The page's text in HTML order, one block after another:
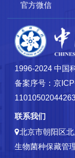
官方微信
1996-2024 中国
备案序号：京
联系我们
北京市朝阳区
生物菌种保藏管